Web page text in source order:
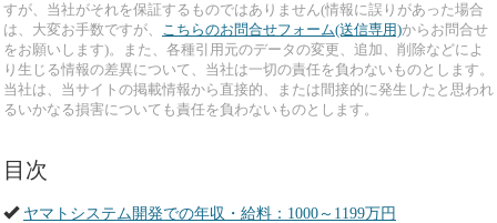
すが、当社がそれを保証するものではありません(情報に誤りがあった場合
は、大変お手数ですが、 こちらのお問合せフォーム(送信専用)からお問合せ
をお願いします)。また、各種引用元のデータの変更、追加、削除などによ
り生じる情報の差異について、当社は一切の責任を負わないものとします。
当社は、当サイトの掲載情報から直接的、または間接的に発生したと思われ
るいかなる損害についても責任を負わないものとします。
目次
ヤマトシステム開発での年収・給料：1000～1199万円